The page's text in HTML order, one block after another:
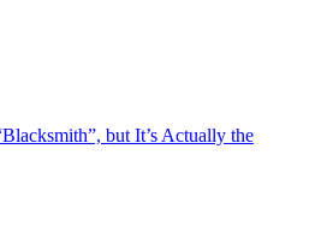
but It’s Actually the